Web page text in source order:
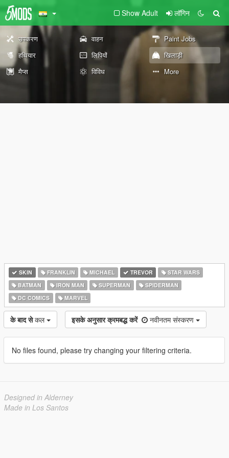
Show Adult लॉगिन
उपकरण वाहन
Paint Jobs
हथियार
लिपियों
खिलाड़ी
मैप्स
विविध More
SKIN FRANKLIN MICHAEL TREVOR
STAR WARS
BATMAN
IRON MAN SUPERMAN
SPIDERMAN
DC COMICS
MARVEL
के बाद से कल इसके अनुसार क्रमबद्ध करें नवीनतम संस्करण
No files found, please try changing your filtering criteria.
Designed in Alderney
Made in Los Santos